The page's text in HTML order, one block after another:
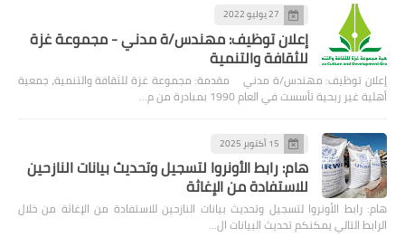
27 يوليو 2022
إعلان توظيف: مهندس/ة مدني - مجموعة غزة
للثقافة والتنمية
إعلان توظيف: مهندس/ة مدني مقدمة: مجموعة غزة للثقافة والتنمية، جمعية
أهلية غير ربحية تأسست في العام 1990 بمبادرة من م…
15 أكتوبر 2025
هام: رابط الأونروا لتسجيل وتحديث بيانات النازحين
للاستفادة من الإغاثة
هام: رابط الأونروا لتسجيل وتحديث بيانات النازحين للاستفادة من الإغاثة من خلال
الرابط التالي يمكنكم تحديث البيانات ال…